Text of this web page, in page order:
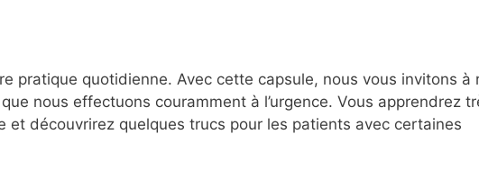
pratique quotidienne. Avec cette capsule, nous vous invitons à
nous effectuons couramment à l’urgence. Vous apprendrez
et découvrirez quelques trucs pour les patients avec certaines